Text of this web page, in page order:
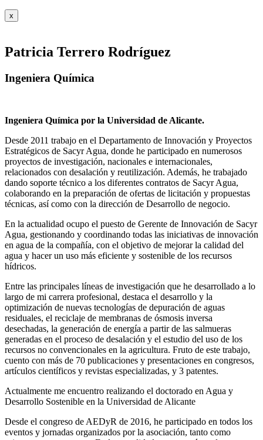
x
Patricia Terrero Rodríguez
Ingeniera Química
Ingeniera Química por la Universidad de Alicante.
Desde 2011 trabajo en el Departamento de Innovación y Proyectos
Estratégicos de Sacyr Agua, donde he participado en numerosos
proyectos de investigación, nacionales e internacionales,
relacionados con desalación y reutilización. Además, he trabajado
dando soporte técnico a los diferentes contratos de Sacyr Agua,
colaborando en la preparación de ofertas de licitación y propuestas
técnicas, así como con la dirección de Desarrollo de negocio.
En la actualidad ocupo el puesto de Gerente de Innovación de Sacyr
Agua, gestionando y coordinando todas las iniciativas de innovación
en agua de la compañía, con el objetivo de mejorar la calidad del
agua y hacer un uso más eficiente y sostenible de los recursos
hídricos.
Entre las principales líneas de investigación que he desarrollado a lo
largo de mi carrera profesional, destaca el desarrollo y la
optimización de nuevas tecnologías de depuración de aguas
residuales, el reciclaje de membranas de ósmosis inversa
desechadas, la generación de energía a partir de las salmueras
generadas en el proceso de desalación y el estudio del uso de los
recursos no convencionales en la agricultura. Fruto de este trabajo,
cuento con más de 70 publicaciones y presentaciones en congresos,
artículos científicos y revistas especializadas, y 3 patentes.
Actualmente me encuentro realizando el doctorado en Agua y
Desarrollo Sostenible en la Universidad de Alicante
Desde el congreso de AEDyR de 2016, he participado en todos los
eventos y jornadas organizados por la asociación, tanto como